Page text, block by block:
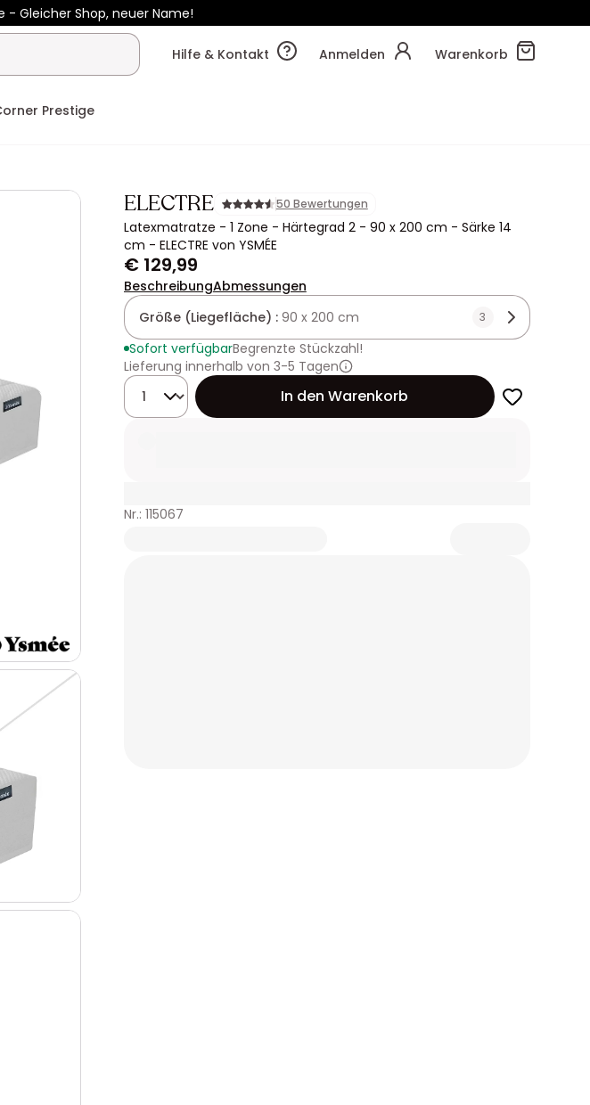
Gleicher Shop, neuer Name!
Produkte Noch:02t
Hilfe & Kontakt
Anmelden Warenkorb
Prestige
ELECTRE 50 Bewertungen
Latexmatratze - 1 Zone - Härtegrad 2 - 90 x 200 cm - Särke 14
cm - ELECTRE von YSMÉE
€ 129,99
BeschreibungAbmessungen
Größe (Liegefläche) : 90 x 200 cm 3
Sofort verfügbarBegrenzte Stückzahl!
Lieferung innerhalb von 3-5 Tagen
Menge
In den Warenkorb
Nr.: 115067